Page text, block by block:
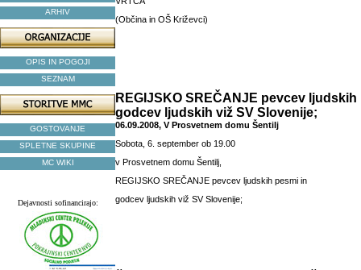
ARHIV
OPIS IN POGOJI
SEZNAM
GOSTOVANJE
SPLETNE SKUPINE
MC WIKI
Dejavnosti sofinancirajo:
(Občina in OŠ Križevci)
REGIJSKO SREČANJE pevcev ljudskih
godcev ljudskih viž SV Slovenije;
06.09.2008, V Prosvetnem domu Šentilj
Sobota, 6. september ob 19.00
v Prosvetnem domu Šentilj,
REGIJSKO SREČANJE pevcev ljudskih pesmi in
godcev ljudskih viž SV Slovenije;